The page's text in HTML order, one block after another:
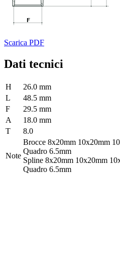
Scarica PDF
Dati tecnici
H
26.0 mm
L
48.5 mm
F
29.5 mm
A
18.0 mm
T
8.0
Note
Brocce 8x20mm 10x20mm
Quadro 6.5mm
Spline 8x20mm 10x20mm
Quadro 6.5mm